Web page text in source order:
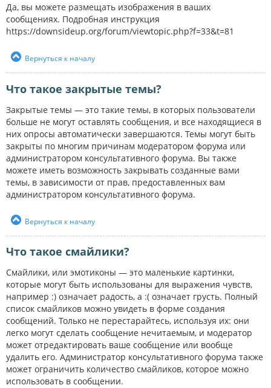
Да, вы можете размещать изображения в ваших
сообщениях. Подробная инструкция
https://downsideup.org/forum/viewtopic.php?f=33&t=81
Вернуться к началу
Что такое закрытые темы?
Закрытые темы — это такие темы, в которых пользователи
больше не могут оставлять сообщения, и все находящиеся в
них опросы автоматически завершаются. Темы могут быть
закрыты по многим причинам модератором форума или
администратором консультативного форума. Вы также
можете иметь возможность закрывать созданные вами
темы, в зависимости от прав, предоставленных вам
администратором консультативного форума.
Вернуться к началу
Что такое смайлики?
Смайлики, или эмотиконы — это маленькие картинки,
которые могут быть использованы для выражения чувств,
например :) означает радость, а :( означает грусть. Полный
список смайликов можно увидеть в форме создания
сообщений. Только не перестарайтесь, используя их: они
легко могут сделать сообщение нечитаемым, и модератор
может отредактировать ваше сообщение или вообще
удалить его. Администратор консультативного форума также
может ограничить количество смайликов, которое можно
использовать в сообщении.